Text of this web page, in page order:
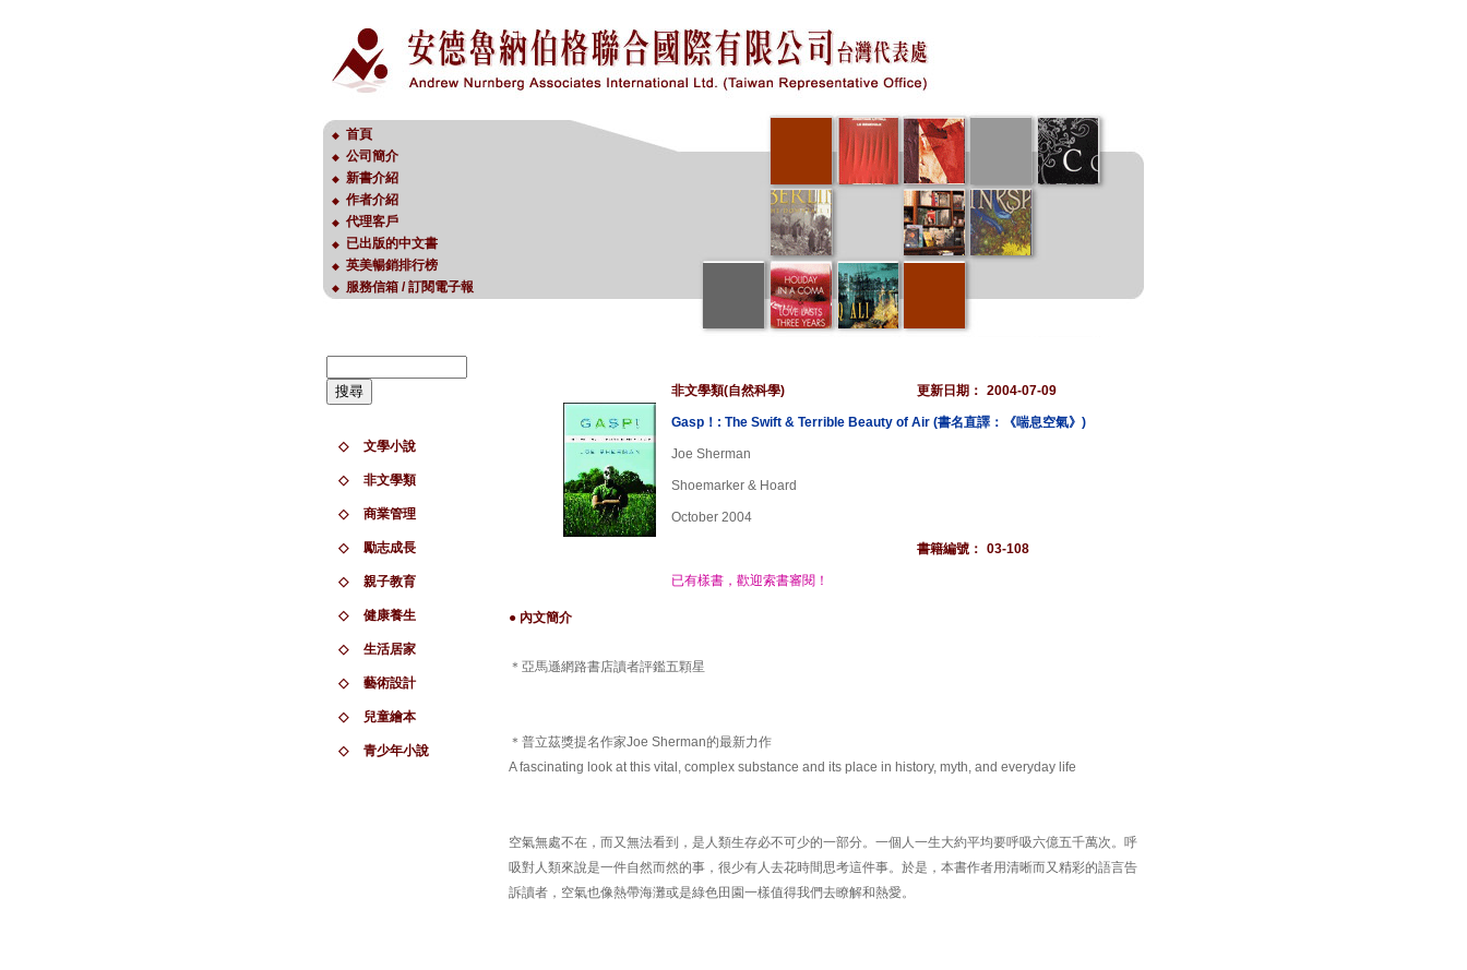
◆ 首頁
◆ 公司簡介
◆ 新書介紹
◆ 作者介紹
◆ 代理客戶
◆ 已出版的中文書
◆ 英美暢銷排行榜
◆ 服務信箱 / 訂閱電子報
◇ 文學小說
◇ 非文學類
◇ 商業管理
◇ 勵志成長
◇ 親子教育
◇ 健康養生
◇ 生活居家
◇ 藝術設計
◇ 兒童繪本
◇ 青少年小說
非文學類(自然科學) 更新日期： 2004-07-09
Gasp！: The Swift & Terrible Beauty of Air (書名直譯：《喘息空氣》)
Joe Sherman
Shoemarker & Hoard
October 2004
書籍編號： 03-108
已有樣書，歡迎索書審閱！
● 內文簡介
＊亞馬遜網路書店讀者評鑑五顆星
＊普立茲獎提名作家Joe Sherman的最新力作
A fascinating look at this vital, complex substance and its place in history, myth, and everyday life
空氣無處不在，而又無法看到，是人類生存必不可少的一部分。一個人一生大約平均要呼吸六億五千萬次。呼
吸對人類來說是一件自然而然的事，很少有人去花時間思考這件事。於是，本書作者用清晰而又精彩的語言告
訴讀者，空氣也像熱帶海灘或是綠色田園一樣值得我們去瞭解和熱愛。